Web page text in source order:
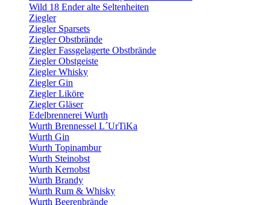
Wild 18 Ender alte Seltenheiten
Ziegler
Ziegler Sparsets
Ziegler Obstbrände
Ziegler Fassgelagerte Obstbrände
Ziegler Obstgeiste
Ziegler Whisky
Ziegler Gin
Ziegler Liköre
Ziegler Gläser
Edelbrennerei Wurth
Wurth Brennessel L´UrTiKa
Wurth Gin
Wurth Topinambur
Wurth Steinobst
Wurth Kernobst
Wurth Brandy
Wurth Rum & Whisky
Wurth Beerenbrände